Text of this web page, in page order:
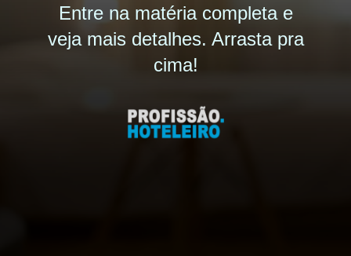
Entre na matéria completa e
veja mais detalhes. Arrasta pra
cima!